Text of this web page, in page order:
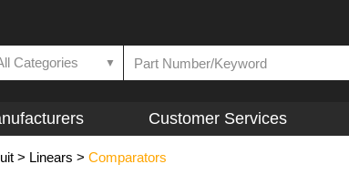
Categories ▼
Customer Services
> Linears > Comparators